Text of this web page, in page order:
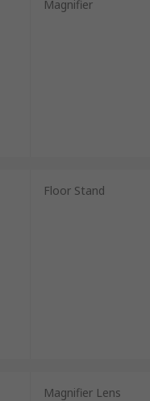
Magnifier
Floor Stand
Magnifier Lens